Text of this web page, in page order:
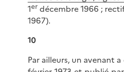
1er décembre 1966 ;
1967).
10
Par ailleurs, un avenant